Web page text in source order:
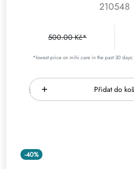
210548
500.00 Kč*
*lowest price on mihi.care in the past 30
Přidat do
-40%